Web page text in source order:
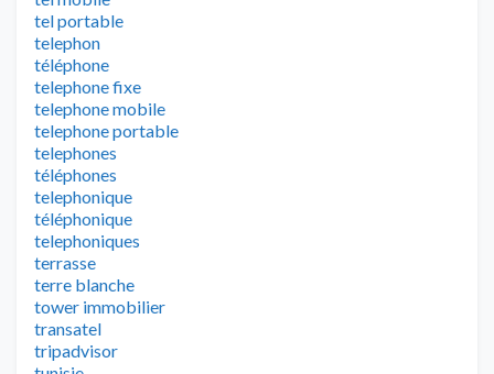
tel portable
telephon
téléphone
telephone fixe
telephone mobile
telephone portable
telephones
téléphones
telephonique
téléphonique
telephoniques
terrasse
terre blanche
tower immobilier
transatel
tripadvisor